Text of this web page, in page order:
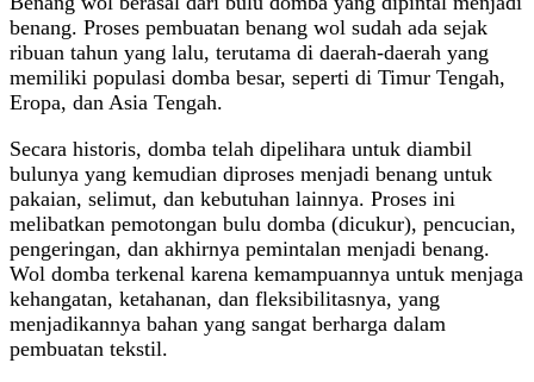
benang. Proses pembuatan benang wol sudah ada sejak
ribuan tahun yang lalu, terutama di daerah-daerah yang
memiliki populasi domba besar, seperti di Timur Tengah,
Eropa, dan Asia Tengah.
Secara historis, domba telah dipelihara untuk diambil
bulunya yang kemudian diproses menjadi benang untuk
pakaian, selimut, dan kebutuhan lainnya. Proses ini
melibatkan pemotongan bulu domba (dicukur), pencucian,
pengeringan, dan akhirnya pemintalan menjadi benang.
Wol domba terkenal karena kemampuannya untuk menjaga
kehangatan, ketahanan, dan fleksibilitasnya, yang
menjadikannya bahan yang sangat berharga dalam
pembuatan tekstil.